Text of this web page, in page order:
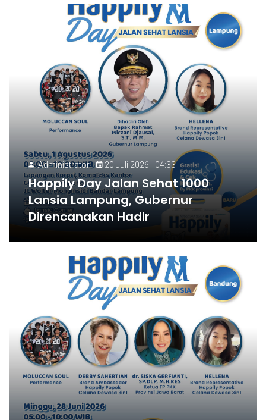
Administrator 20 Juli 2026 - 04:33
Happily Day Jalan Sehat 1000
Lansia Lampung, Gubernur
Direncanakan Hadir